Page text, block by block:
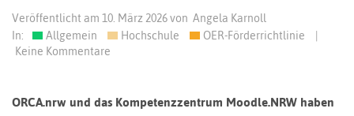
Veröffentlicht am 10. März 2026von Angela Karnoll
In:
Allgemein Hochschule OER-Förderrichtlinie
Keine Kommentare
ORCA.nrw und das Kompetenzzentrum Moodle.NRW haben